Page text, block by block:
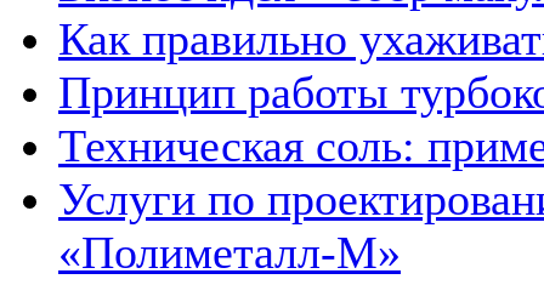
Как правильно
Принцип работы
Техническая соль:
Услуги по
«Полиметалл-М»